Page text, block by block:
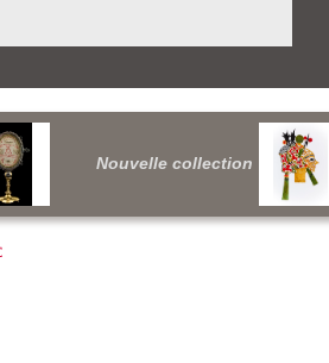
Nouvelle collection